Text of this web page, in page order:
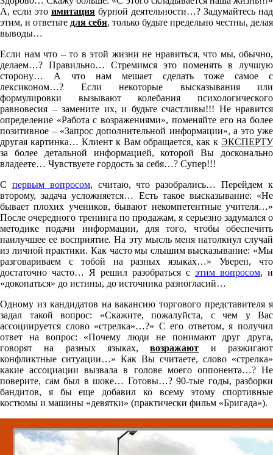
А, если это имитация бурной деятельности…? Задумайтесь над
этим, и ответьте для себя, только будьте предельно честны, делая
выводы…
Если нам что – то в этой жизни не нравиться, что мы, обычно,
делаем…? Правильно… Стремимся это поменять в лучшую
сторону… А что нам мешает сделать тоже самое с
лексиконом…? Если некоторые высказывания или
формулировки вызывают колебания психологического
равновесия – замените их, и будьте счастливы!!! Не нравится
определение «Работа с возражениями», поменяйте его на более
позитивное – «Запрос дополнительной информации», а это уже
другая картинка… Клиент к Вам обращается, как к ЭКСПЕРТУ
за более детальной информацией, которой Вы досконально
владеете… Чувствуете гордость за себя…? Супер!!!
C первым вопросом, считаю, что разобрались… Перейдем к
второму, задача усложняется… Есть такое высказывание: «Не
бывает плохих учеников, бывают некомпетентные учителя…»
После очередного тренинга по продажам, я серьезно задумался о
методике подачи информации, для того, чтобы обеспечить
наилучшее ее восприятие. На эту мысль меня натолкнул случай
из личной практики. Как часто мы слышим высказывание: «Мы
разговариваем с тобой на разных языках…» Уверен, что
достаточно часто… Я решил разобраться с этим вопросом, и
«докопаться» до истины, до источника разногласий…
Одному из кандидатов на вакансию торгового представителя я
задал такой вопрос: «Скажите, пожалуйста, с чем у Вас
ассоциируется слово «стрелка»…?» С его ответом, я получил
ответ на вопрос: «Почему люди не понимают друг друга,
говорят на разных языках,возражают и разжигают
конфликтные ситуации…» Как Вы считаете, слово «стрелка»
какие ассоциации вызвала в голове моего оппонента…? Не
поверите, сам был в шоке… Готовы…? 90-тые годы, разборки
бандитов, я бы еще добавил ко всему этому спортивные
костюмы и машины «девятки» (практически фильм «Бригада»).